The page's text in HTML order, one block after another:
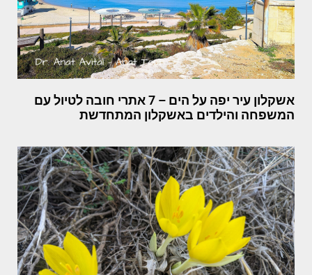
אשקלון עיר יפה על הים – 7 אתרי חובה לטיול עם
המשפחה והילדים באשקלון המתחדשת